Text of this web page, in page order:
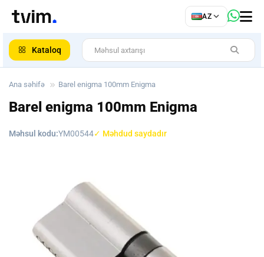
AZ
Kataloq
Ana səhifə Barel enigma 100mm Enigma
Barel enigma 100mm Enigma
Məhsul kodu:YM00544✓ Məhdud saydadır